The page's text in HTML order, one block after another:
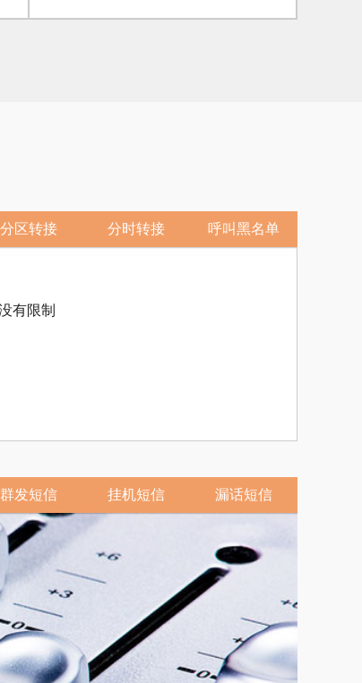
分区转接 分时转接 呼叫黑名单
有限制
群发短信 挂机短信 漏话短信